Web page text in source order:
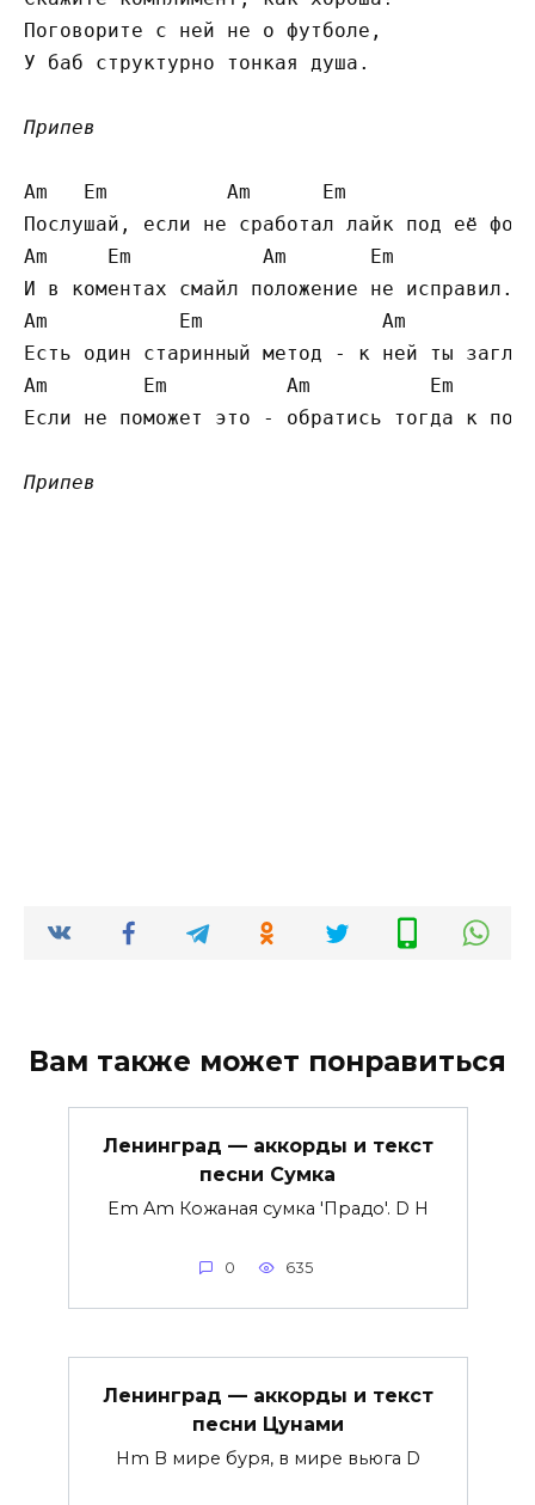
Поговорите с ней не о футболе,
У баб структурно тонкая душа.
Припев
Am   Em          Am      Em
Послушай, если не сработал лайк под её
Am     Em           Am       Em
И в коментах смайл положение не исправил.
Am           Em               Am
Есть один старинный метод - к ней ты
Am        Em          Am          Em
Если не поможет это - обратись тогда к
Припев
Вам также может понравиться
Ленинград — аккорды и текст
песни Сумка
Em Am Кожаная сумка 'Прадо'. D H
0 635
Ленинград — аккорды и текст
песни Цунами
Hm В мире буря, в мире вьюга D